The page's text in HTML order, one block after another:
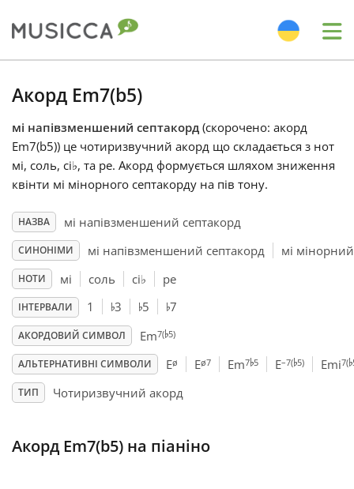
Български
Dansk
English
Español
Акорд Em7(b5)
мі напівзменшений септакорд (скорочено: акорд
Em7(b5)) це чотиризвучний акорд що складається з нот
мі, соль, сі♭, та ре. Акорд формується шляхом зниження
квінти мі мінорного септакорду на пів тону.
НАЗВА мі напівзменшений септакорд
СИНОНІМИ мі напівзменшений септакорд мі
НОТИ мі соль сі♭ ре
ІНТЕРВАЛИ 1 ♭3 ♭5 ♭7
АКОРДОВИЙ СИМВОЛ Em7(♭5)
АЛЬТЕРНАТИВНІ СИМВОЛИ Eø Eø7 Em7♭5 E–7(♭5) Emi7(♭
ТИП Чотиризвучний акорд
Акорд Em7(b5) на піаніно